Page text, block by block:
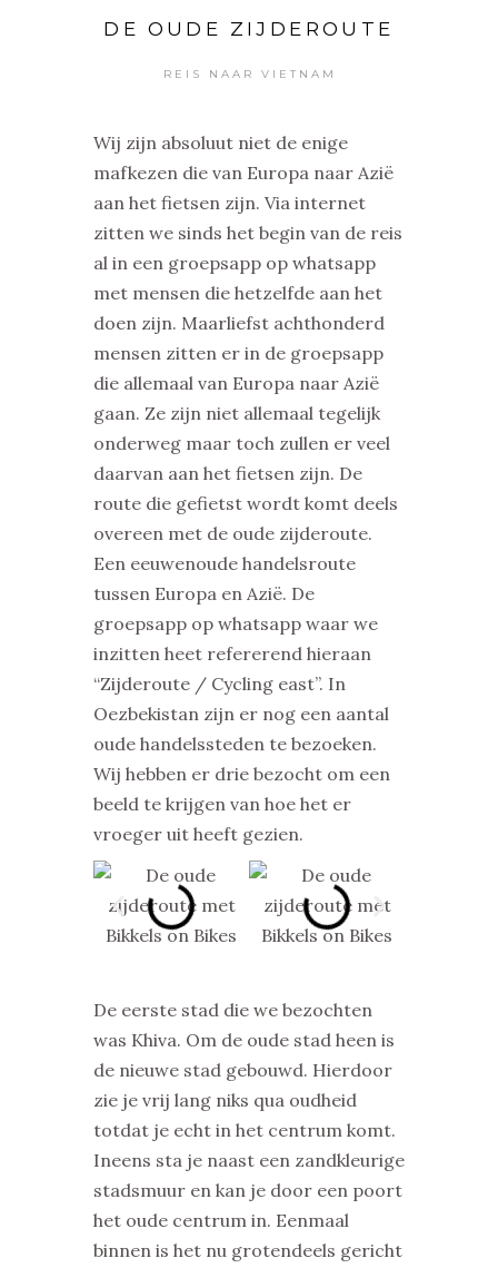
DE OUDE ZIJDEROUTE
REIS NAAR VIETNAM
Wij zijn absoluut niet de enige
mafkezen die van Europa naar Azië
aan het fietsen zijn. Via internet
zitten we sinds het begin van de reis
al in een groepsapp op whatsapp
met mensen die hetzelfde aan het
doen zijn. Maarliefst achthonderd
mensen zitten er in de groepsapp
die allemaal van Europa naar Azië
gaan. Ze zijn niet allemaal tegelijk
onderweg maar toch zullen er veel
daarvan aan het fietsen zijn. De
route die gefietst wordt komt deels
overeen met de oude zijderoute.
Een eeuwenoude handelsroute
tussen Europa en Azië. De
groepsapp op whatsapp waar we
inzitten heet refererend hieraan
“Zijderoute / Cycling east”. In
Oezbekistan zijn er nog een aantal
oude handelssteden te bezoeken.
Wij hebben er drie bezocht om een
beeld te krijgen van hoe het er
vroeger uit heeft gezien.
De eerste stad die we bezochten
was Khiva. Om de oude stad heen is
de nieuwe stad gebouwd. Hierdoor
zie je vrij lang niks qua oudheid
totdat je echt in het centrum komt.
Ineens sta je naast een zandkleurige
stadsmuur en kan je door een poort
het oude centrum in. Eenmaal
binnen is het nu grotendeels gericht